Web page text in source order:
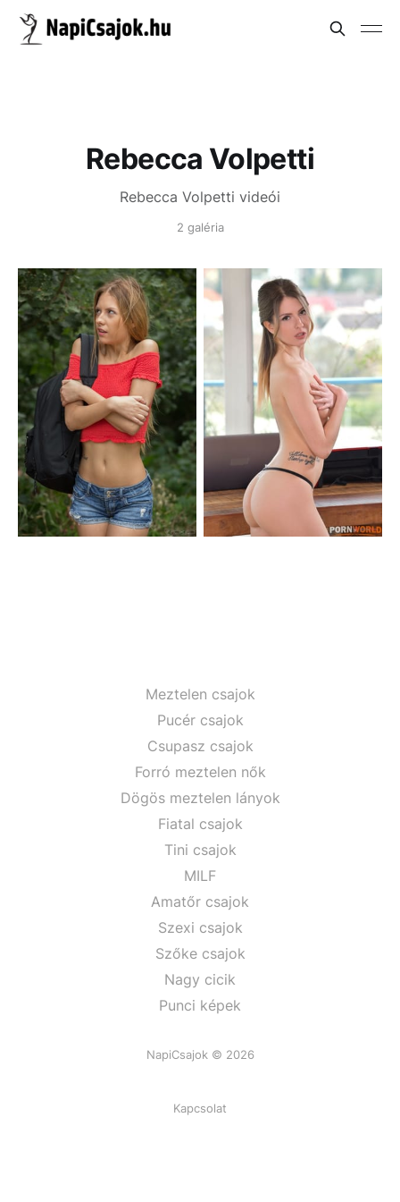
Rebecca Volpetti
Rebecca Volpetti videói
2 galéria
Meztelen csajok
Pucér csajok
Csupasz csajok
Forró meztelen nők
Dögös meztelen lányok
Fiatal csajok
Tini csajok
MILF
Amatőr csajok
Szexi csajok
Szőke csajok
Nagy cicik
Punci képek
NapiCsajok © 2026
Kapcsolat